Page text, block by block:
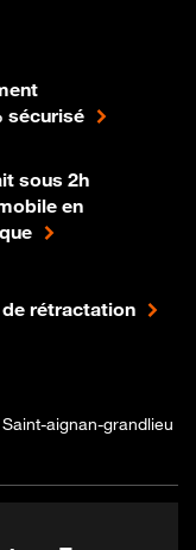
sécurisé
sous 2h
en
rétractation
Saint-aignan-grandlieu